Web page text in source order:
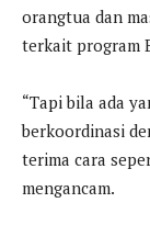
orangtua dan
terkait program
“Tapi bila ada
berkoordinasi
terima cara
mengancam.